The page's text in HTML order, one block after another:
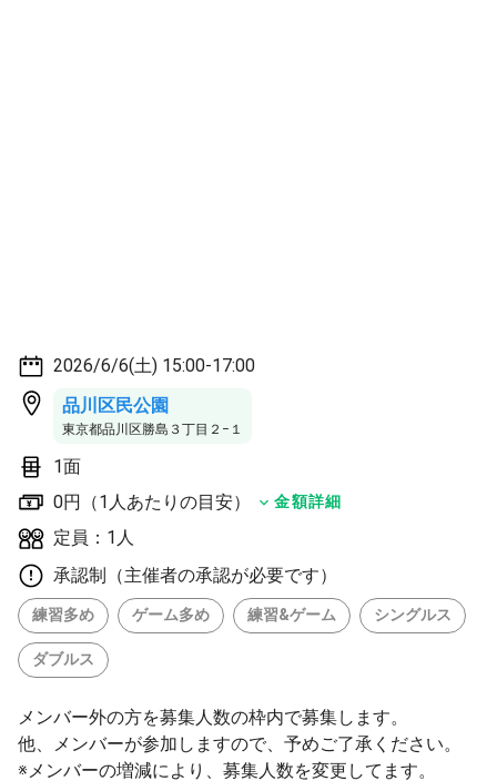
2026/6/6(土) 15:00-17:00
品川区民公園
東京都品川区勝島３丁目２−１
1面
0円（1人あたりの目安）
金額詳細
定員：1人
承認制（主催者の承認が必要です）
練習多め ゲーム多め 練習&ゲーム シングルス
ダブルス
メンバー外の方を募集人数の枠内で募集します。
他、メンバーが参加しますので、予めご了承ください。
※メンバーの増減により、募集人数を変更してます。